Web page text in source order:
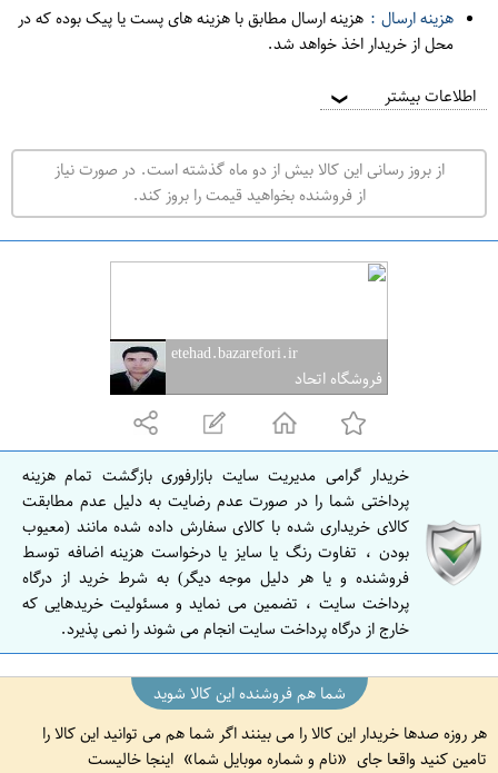
ر
ت
ه
ر
ا
ص
ف
ه
ا
ن
ا
ص
ف
ه
ا
ن
هزینه ارسال : هزینه ارسال مطابق با هزینه های پست یا پیک بوده که در
محل از خریدار اخذ خواهد شد.
اطلاعات بیشتر ❯
از بروز رسانی این کالا بیش از دو ماه گذشته است. در صورت نیاز
از فروشنده بخواهید قیمت را بروز کند.
etehad.bazarefori.ir
فروشگاه اتحاد
خریدار گرامی مدیریت سایت بازارفوری بازگشت تمام هزینه
پرداختی شما را در صورت عدم رضایت به دلیل عدم مطابقت
کالای خریداری شده با کالای سفارش داده شده مانند (معیوب
بودن ، تفاوت رنگ یا سایز یا درخواست هزینه اضافه توسط
فروشنده و یا هر دلیل موجه دیگر) به شرط خرید از درگاه
پرداخت سایت ، تضمین می نماید و مسئولیت خریدهایی که
خارج از درگاه پرداخت سایت انجام می شوند را نمی پذیرد.
شما هم فروشنده این کالا شوید
هر روزه صدها خریدار این کالا را می بینند اگر شما هم می توانید این کالا را
تامین کنید واقعا جای
نام و شماره موبایل شما اینجا خالیست